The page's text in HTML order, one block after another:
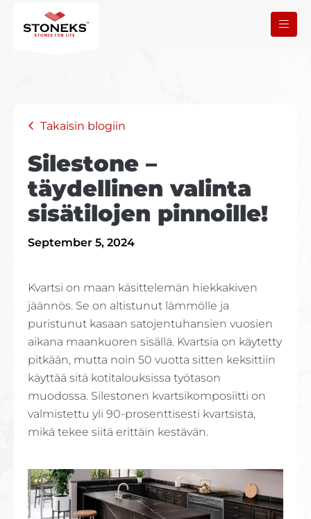
Takaisin blogiin
Silestone –
täydellinen valinta
sisätilojen pinnoille!
September 5, 2024
Kvartsi on maan käsittelemän hiekkakiven
jäännös. Se on altistunut lämmölle ja
puristunut kasaan satojentuhansien vuosien
aikana maankuoren sisällä. Kvartsia on käytetty
pitkään, mutta noin 50 vuotta sitten keksittiin
käyttää sitä kotitalouksissa työtason
muodossa. Silestonen kvartsikomposiitti on
valmistettu yli 90-prosenttisesti kvartsista,
mikä tekee siitä erittäin kestävän.